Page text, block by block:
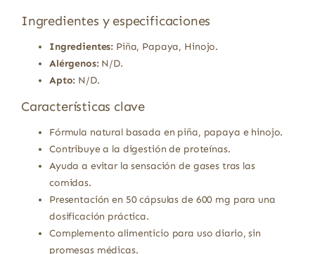
Ingredientes y especificaciones
Ingredientes: Piña, Papaya, Hinojo.
Alérgenos:N/D.
Apto: N/D.
Características clave
Fórmula natural basada en piña, papaya e hinojo.
Contribuye a la digestión de proteínas.
Ayuda a evitar la sensación de gases tras las
comidas.
Presentación en 50 cápsulas de 600 mg para una
dosificación práctica.
Complemento alimenticio para uso diario, sin
promesas médicas.